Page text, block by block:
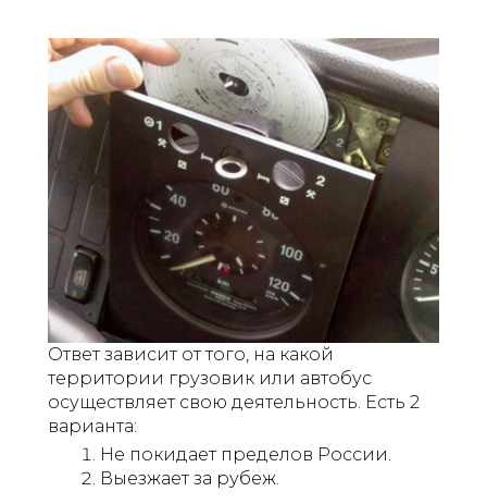
Ответ зависит от того, на какой
территории грузовик или автобус
осуществляет свою деятельность. Есть 2
варианта:
Не покидает пределов России.
Выезжает за рубеж.